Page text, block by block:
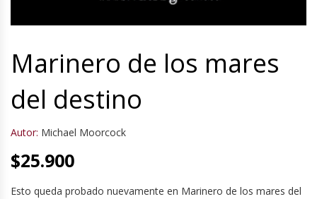
Marinero de los mares
del destino
Autor: Michael Moorcock
$25.900
Esto queda probado nuevamente en Marinero de los mares del